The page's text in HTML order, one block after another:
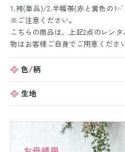
1.袴(単品)/2.半幅帯(赤と黄色のﾘﾊ
※ご注意ください。
こちらの商品は、上記2点のレン
物はお客様ご自身でご用意ください
色/柄
生地